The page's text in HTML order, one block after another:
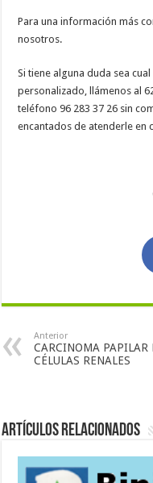
Para una información más
nosotros.
Si tiene alguna duda sea
personalizado, llámenos al
teléfono 96 283 37 26 sin
encantados de atenderle en
Anterior
CARCINOMA PAPILAR
CÉLULAS RENALES
Artículos Relacionados